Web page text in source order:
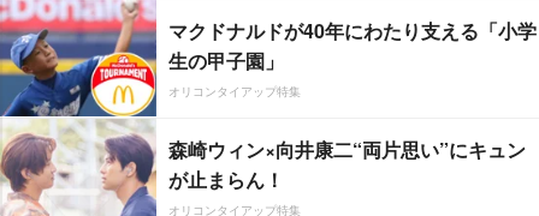
マクドナルドが40年にわたり支える「小学
生の甲子園」
オリコンタイアップ特集
森崎ウィン×向井康二“両片思い”にキュン
が止まらん！
オリコンタイアップ特集